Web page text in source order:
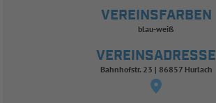
VEREINSFARBEN
blau-weiß
VEREINSADRESSE
Bahnhofstr. 23 | 86857 Hurlach